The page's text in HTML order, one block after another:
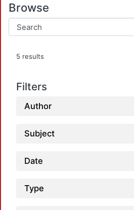
Browse
5 results
Filters
Author
Subject
Date
Type